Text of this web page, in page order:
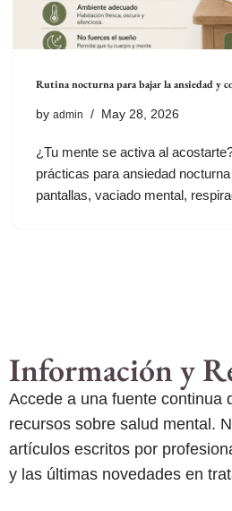
Rutina nocturna para bajar la ansiedad y
by admin May 28, 2026
¿Tu mente se activa al
prácticas para ansiedad
pantallas, vaciado mental,
Información y
Accede a una fuente continua
recursos sobre salud mental.
artículos escritos por
y las últimas novedades en